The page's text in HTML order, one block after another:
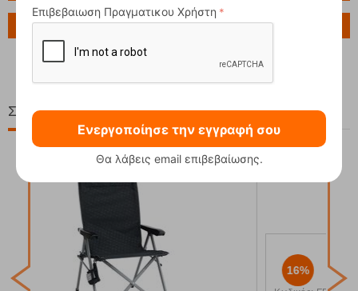
Ερώτηση για το προϊόν
Σχετικά Προϊόντα
16%
Επιβεβαιωση Πραγματικου Χρήστη
Ενεργοποίησε την εγγραφή σου
Θα λάβεις email επιβεβαίωσης.